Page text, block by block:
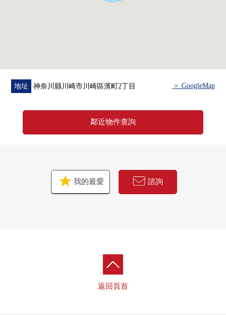
地址 神奈川縣川崎市川崎區濱町2丁目 ＞ GoogleMap
鄰近物件查詢
我的最愛 諮詢
返回頁首